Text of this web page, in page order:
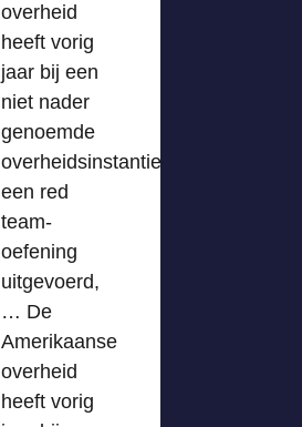
overheid
heeft vorig
jaar bij een
niet nader
genoemde
overheidsinstantie
een red
team-
oefening
uitgevoerd,
… De
Amerikaanse
overheid
heeft vorig